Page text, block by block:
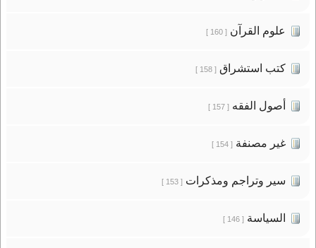
علوم القرآن[ 160 ]
كتب استشراق[ 158 ]
أصول الفقه[ 157 ]
غير مصنفة[ 154 ]
سير وتراجم ومذكرات[ 153 ]
السياسة[ 146 ]